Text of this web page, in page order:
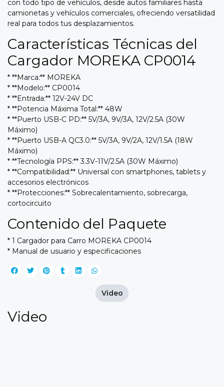
con todo tipo de vehículos, desde autos familiares hasta
camionetas y vehículos comerciales, ofreciendo versatilidad
real para todos tus desplazamientos.
Características Técnicas del
Cargador MOREKA CP0014
* **Marca:** MOREKA
* **Modelo:** CP0014
* **Entrada:** 12V-24V DC
* **Potencia Máxima Total:** 48W
* **Puerto USB-C PD:** 5V/3A, 9V/3A, 12V/2.5A (30W
Máximo)
* **Puerto USB-A QC3.0:** 5V/3A, 9V/2A, 12V/1.5A (18W
Máximo)
* **Tecnología PPS:** 3.3V-11V/2.5A (30W Máximo)
* **Compatibilidad:** Universal con smartphones, tablets y
accesorios electrónicos
* **Protecciones:** Sobrecalentamiento, sobrecarga,
cortocircuito
Contenido del Paquete
* 1 Cargador para Carro MOREKA CP0014
* Manual de usuario y especificaciones
Video
Video